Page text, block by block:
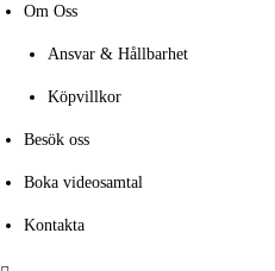
Om Oss
Ansvar & Hållbarhet
Köpvillkor
Besök oss
Boka videosamtal
Kontakta